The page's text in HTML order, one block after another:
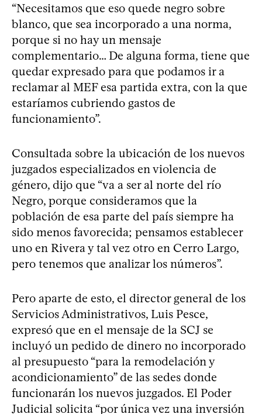
“Necesitamos que eso quede negro sobre
blanco, que sea incorporado a una norma,
porque si no hay un mensaje
complementario… De alguna forma, tiene que
quedar expresado para que podamos ir a
reclamar al MEF esa partida extra, con la que
estaríamos cubriendo gastos de
funcionamiento”.
Consultada sobre la ubicación de los nuevos
juzgados especializados en violencia de
género, dijo que “va a ser al norte del río
Negro, porque consideramos que la
población de esa parte del país siempre ha
sido menos favorecida; pensamos establecer
uno en Rivera y tal vez otro en Cerro Largo,
pero tenemos que analizar los números”.
Pero aparte de esto, el director general de los
Servicios Administrativos, Luis Pesce,
expresó que en el mensaje de la SCJ se
incluyó un pedido de dinero no incorporado
al presupuesto “para la remodelación y
acondicionamiento” de las sedes donde
funcionarán los nuevos juzgados. El Poder
Judicial solicita “por única vez una inversión